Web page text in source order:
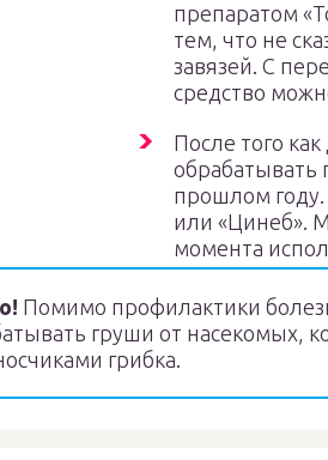
препаратом
тем, что не
завязей. С
средство
После того
прошлом году.
или «Цинеб».
момента
Помимо профилактики
груши от насекомых,
грибка.